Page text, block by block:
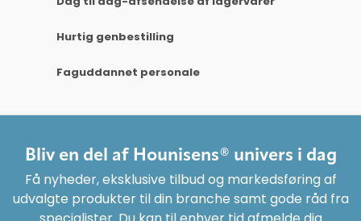
Hurtig genbestilling
Faguddannet personale
Bliv en del af Hounisens® univers i dag
Få nyheder, eksklusive tilbud og markedsføring af
udvalgte produkter til din branche samt gode råd fra